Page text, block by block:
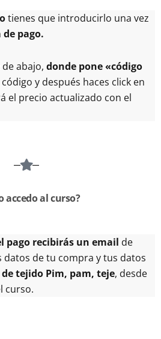
tienes que introducirlo una vez
pago.
abajo, donde pone «código
y después haces click en
el precio actualizado con el
accedo al curso?
pago recibirás un email de
datos de tu compra y tus datos
de tejido Pim, pam, teje, desde
curso.